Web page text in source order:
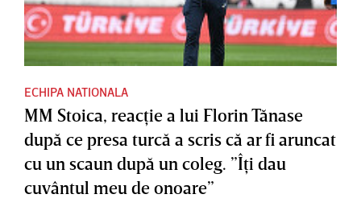
ECHIPA NATIONALA
MM Stoica, reacţie a lui Florin Tănase
după ce presa turcă a scris că ar fi aruncat
cu un scaun după un coleg. ”Îţi dau
cuvântul meu de onoare”